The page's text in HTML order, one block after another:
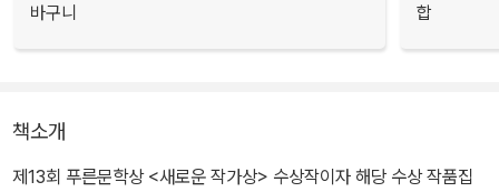
바구니
합
책소개
제13회 푸른문학상 <새로운 작가상> 수상작이자 해당 수상 작품집